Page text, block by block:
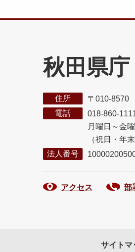
秋田県庁
住所
〒010-8570
電話
018-860-
月曜日～金
（祝日・年
法人番号
アクセス 部
サイトマ